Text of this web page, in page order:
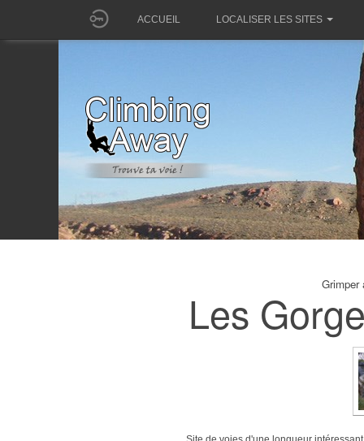
ACCUEIL LOCALISER LES SITES
Grimper
Les